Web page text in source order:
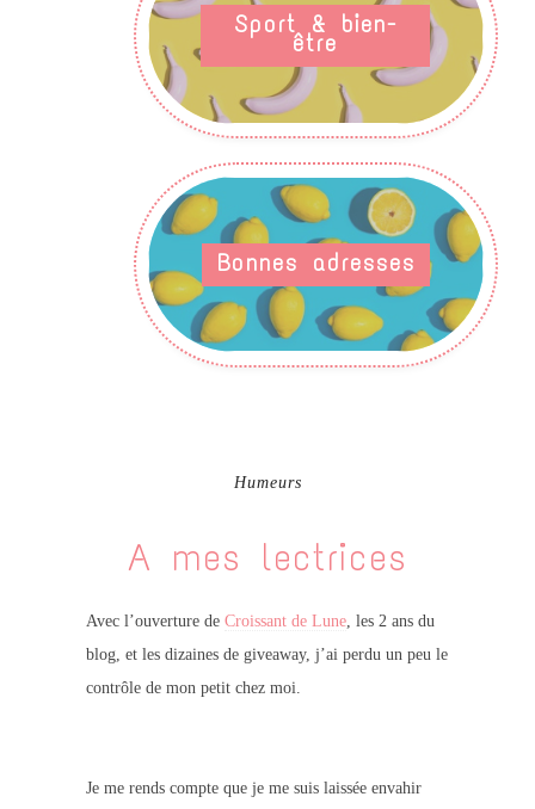
Sport & bien-
être
Bonnes adresses
Humeurs
A mes lectrices
Avec l’ouverture de Croissant de Lune, les 2 ans du
blog, et les dizaines de giveaway, j’ai perdu un peu le
contrôle de mon petit chez moi.
Je me rends compte que je me suis laissée envahir